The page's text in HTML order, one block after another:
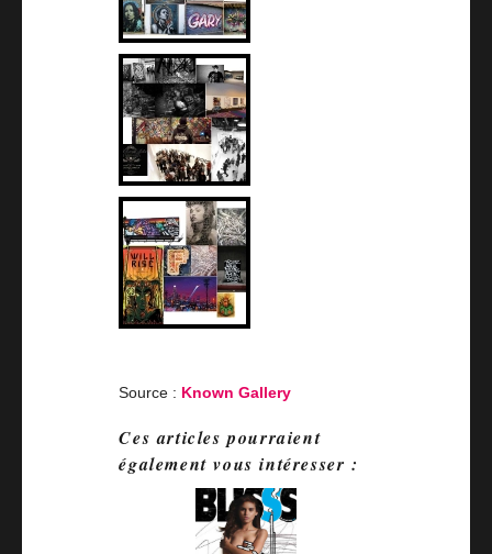
Source : Known Gallery
Ces articles pourraient
également vous intéresser :